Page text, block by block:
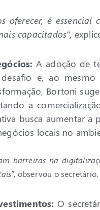
oferecer, é
capacitados”,
A adoção de
e, ao
Bortoni
a
busca aumentar
locais no
barreiras na
, observou o secretário.
O